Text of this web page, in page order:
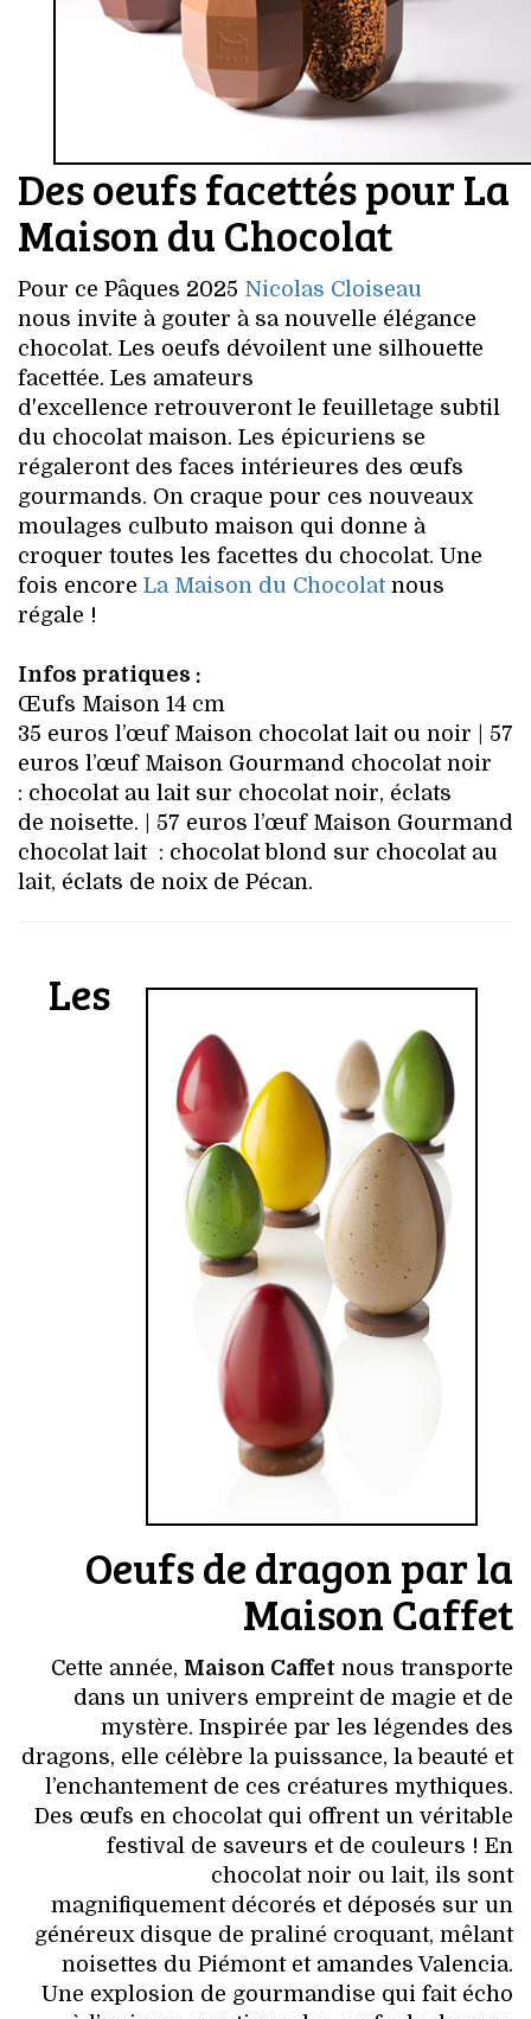
Des oeufs facettés pour La
Maison du Chocolat
Pour ce Pâques 2025 Nicolas Cloiseau
nous invite à gouter à sa nouvelle élégance
chocolat. Les oeufs dévoilent une silhouette
facettée. Les amateurs
d'excellence retrouveront le feuilletage subtil
du chocolat maison. Les épicuriens se
régaleront des faces intérieures des œufs
gourmands. On craque pour ces nouveaux
moulages culbuto maison qui donne à
croquer toutes les facettes du chocolat. Une
fois encore La Maison du Chocolatnous
régale !
Infos pratiques :
Œufs Maison 14 cm
35 euros l’œuf Maison chocolat lait ou noir | 57
euros l’œuf Maison Gourmand chocolat noir
: chocolat au lait sur chocolat noir, éclats
de noisette. | 57 euros l’œuf Maison Gourmand
chocolat lait : chocolat blond sur chocolat au
lait, éclats de noix de Pécan.
Les
Oeufs de dragon par la
Maison Caffet
Cette année, Maison Caffet nous transporte
dans un univers empreint de magie et de
mystère. Inspirée par les légendes des
dragons, elle célèbre la puissance, la beauté et
l’enchantement de ces créatures mythiques.
Des œufs en chocolat qui offrent un véritable
festival de saveurs et de couleurs ! En
chocolat noir ou lait, ils sont
magnifiquement décorés et déposés sur un
généreux disque de praliné croquant, mêlant
noisettes du Piémont et amandes Valencia.
Une explosion de gourmandise qui fait écho